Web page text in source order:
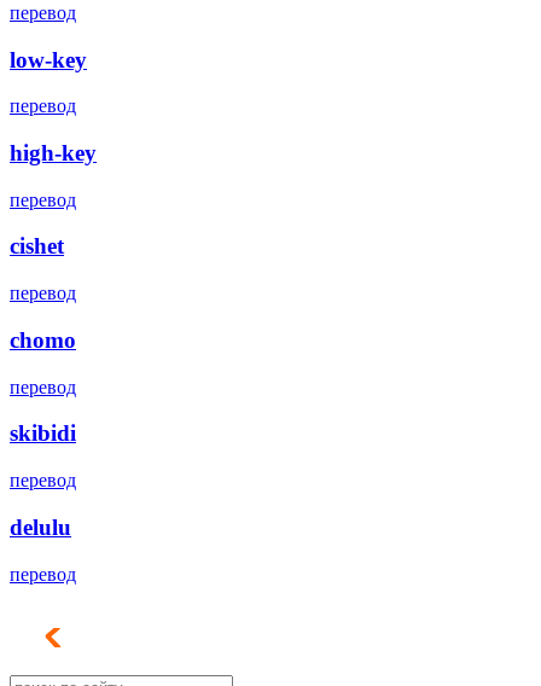
перевод
low-key
перевод
high-key
перевод
cishet
перевод
chomo
перевод
skibidi
перевод
delulu
перевод